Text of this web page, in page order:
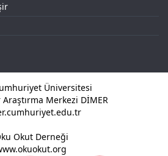
Üniversitesi
Merkezi DİMER
Okut Derneği